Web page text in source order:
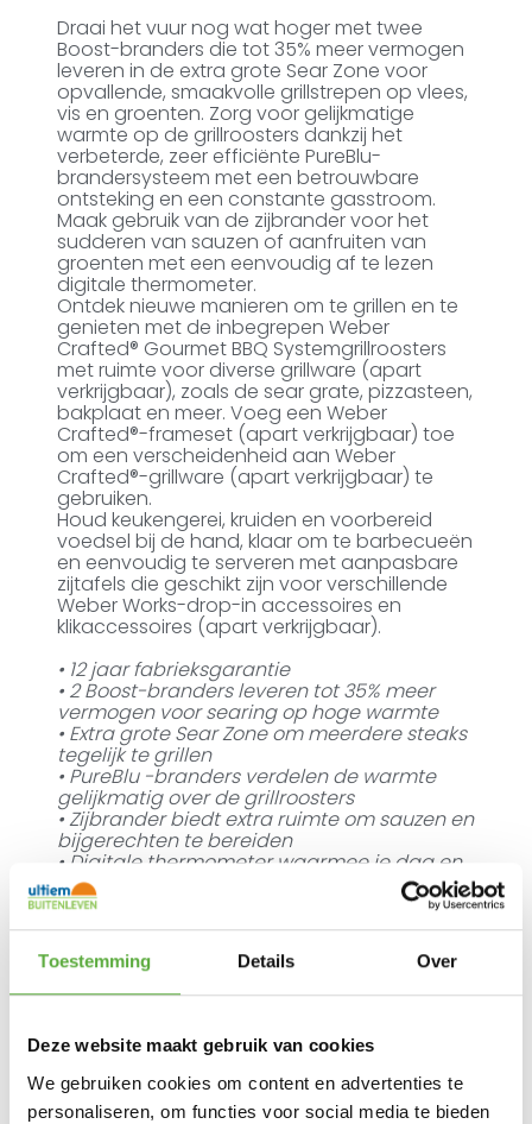
Toestemming Details Over
Deze website maakt gebruik van cookies
We gebruiken cookies om content en advertenties te
personaliseren, om functies voor social media te bieden
Draai het vuur nog wat hoger met twee
Boost-branders die tot 35% meer vermogen
leveren in de extra grote Sear Zone voor
opvallende, smaakvolle grillstrepen op vlees,
vis en groenten. Zorg voor gelijkmatige
warmte op de grillroosters dankzij het
verbeterde, zeer efficiënte PureBlu-
brandersysteem met een betrouwbare
ontsteking en een constante gasstroom.
Maak gebruik van de zijbrander voor het
sudderen van sauzen of aanfruiten van
groenten met een eenvoudig af te lezen
digitale thermometer.
Ontdek nieuwe manieren om te grillen en te
genieten met de inbegrepen Weber
Crafted® Gourmet BBQ Systemgrillroosters
met ruimte voor diverse grillware (apart
verkrijgbaar), zoals de sear grate, pizzasteen,
bakplaat en meer. Voeg een Weber
Crafted®-frameset (apart verkrijgbaar) toe
om een verscheidenheid aan Weber
Crafted®-grillware (apart verkrijgbaar) te
gebruiken.
Houd keukengerei, kruiden en voorbereid
voedsel bij de hand, klaar om te barbecueën
en eenvoudig te serveren met aanpasbare
zijtafels die geschikt zijn voor verschillende
Weber Works-drop-in accessoires en
klikaccessoires (apart verkrijgbaar).
• 12 jaar fabrieksgarantie
• 2 Boost-branders leveren tot 35% meer
vermogen voor searing op hoge warmte
• Extra grote Sear Zone om meerdere steaks
tegelijk te grillen
• PureBlu -branders verdelen de warmte
gelijkmatig over de grillroosters
• Zijbrander biedt extra ruimte om sauzen en
bijgerechten te bereiden
• Digitale thermometer waarmee je dag en
nacht de exacte temperatuur ziet
• Weber Works-zijrails voor klikaccessoires,
apart verkrijgbaar
• Weber Works-zijtafel biedt ruimte aan
drop-in accessoires (apart verkrijgbaar)
-Total kW 17.88
-Zijbrander: kW 3.52
-Afmetingen – deksel open (centimeters)
160cm H x 156cm B x 77.50cm D
-Afmetingen – deksel dicht (centimeters)